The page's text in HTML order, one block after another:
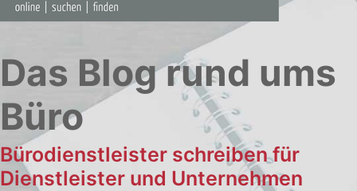
Das Blog rund ums
Büro
Bürodienstleister schreiben für
Dienstleister und Unternehmen